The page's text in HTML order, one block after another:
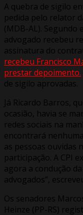
A quebra de sigilo
pedida pelo relator
(MDB-AL). Segundo
advogado recebeu
assinatura do
recebeu Francisco
prestar depoimento.
de sigilo aprovadas.
Já Ricardo Barros,
ocasião, havia se
redes sociais na
encontrará
as pessoas ouvidas
participação. A CPI
agora a condução
advogados”,
Os senadores
Heinze (PP-RS)